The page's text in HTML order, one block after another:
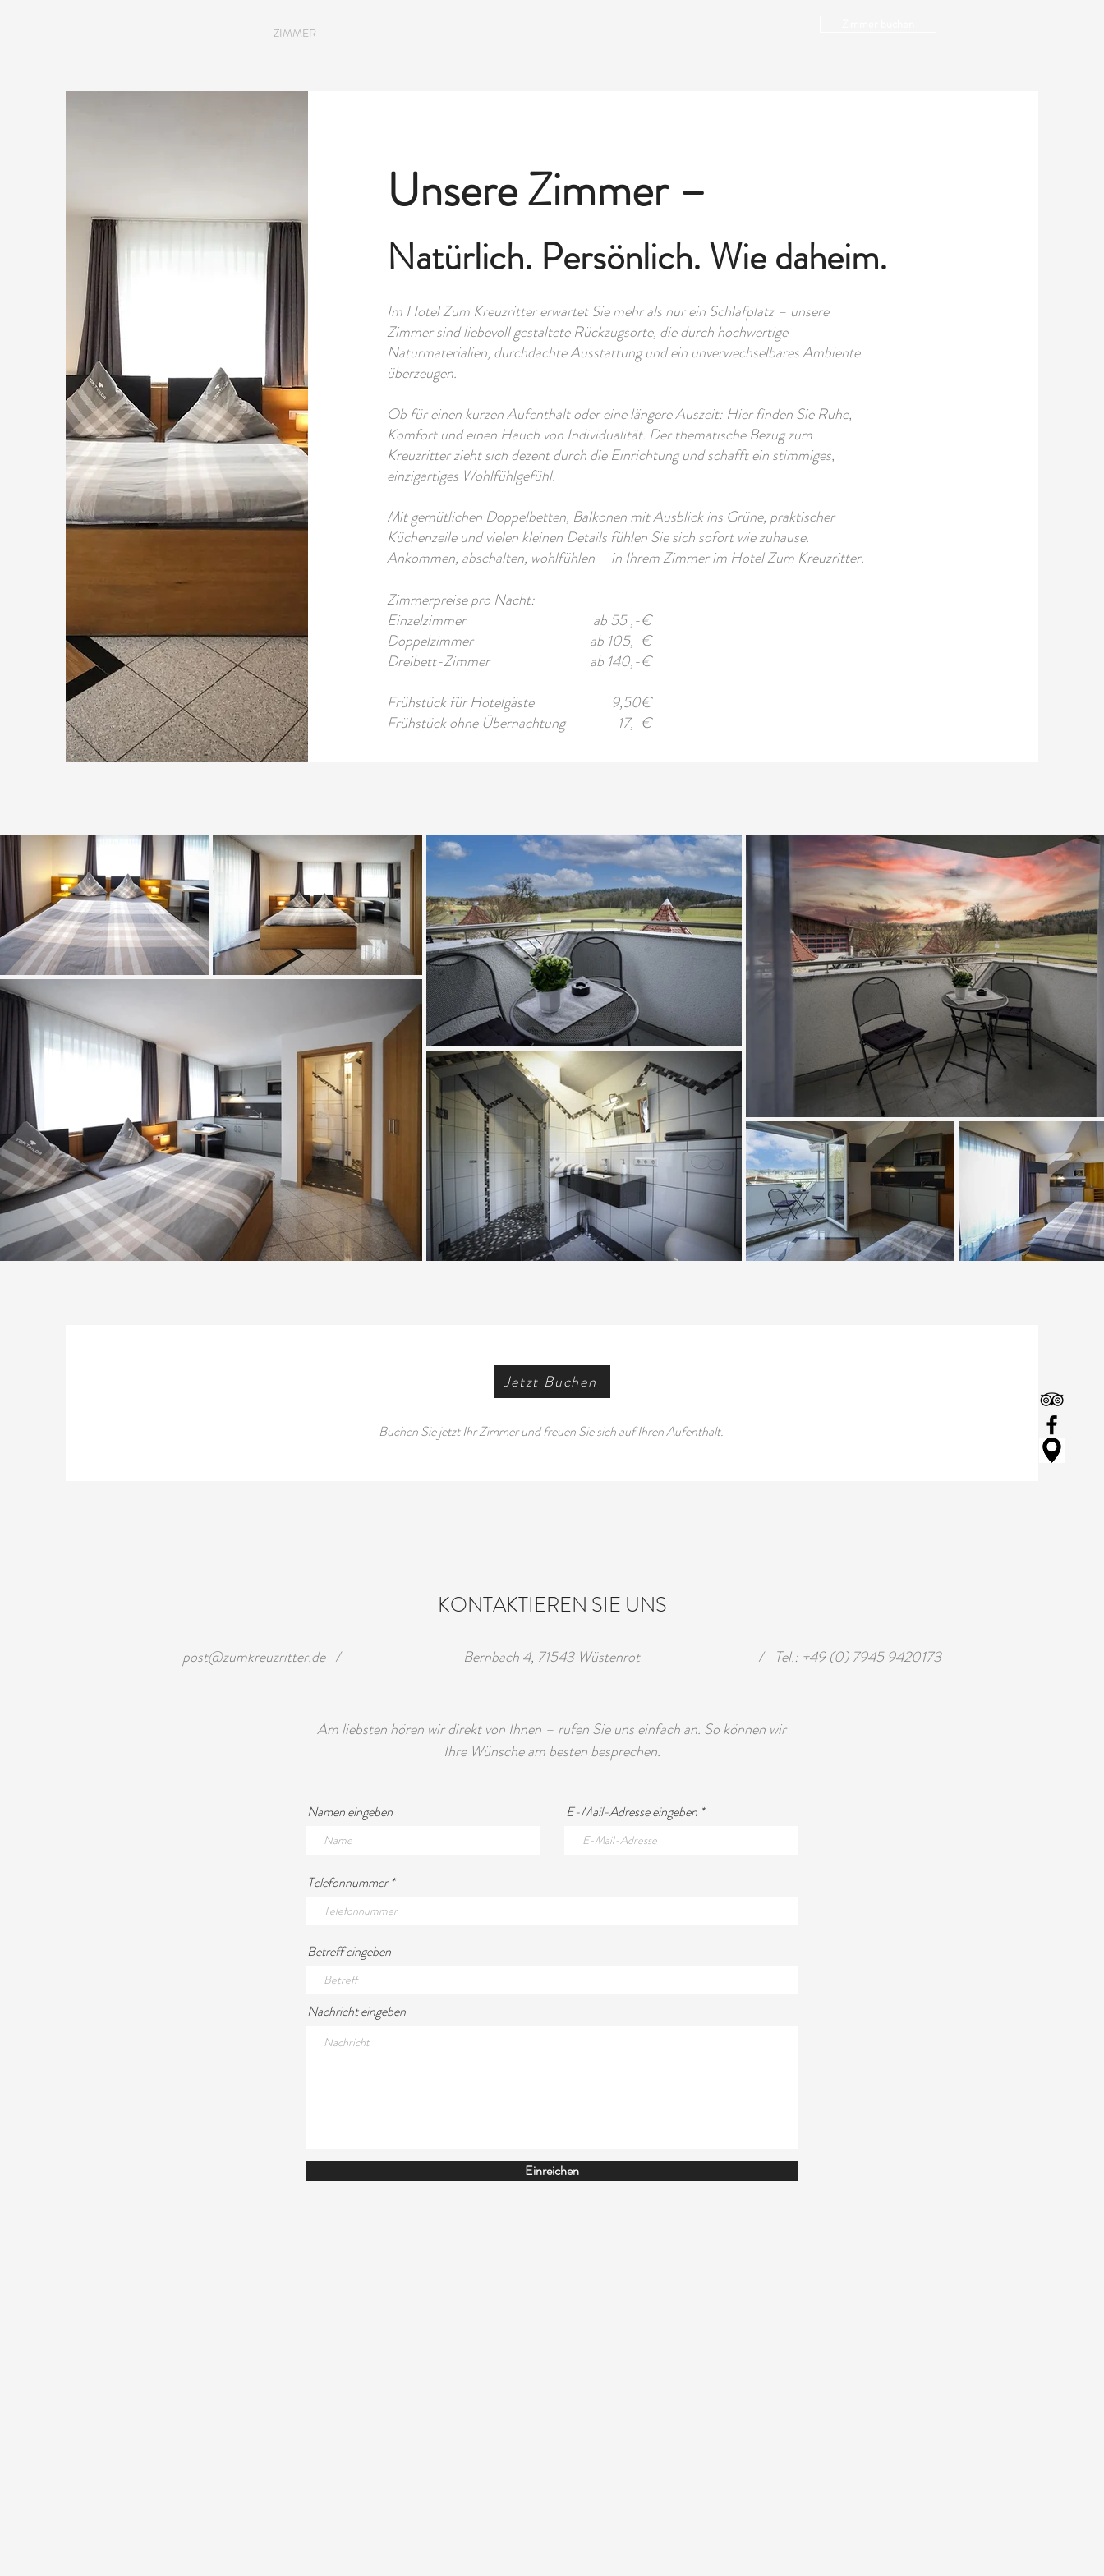
ZIMMER
Unsere Zimmer –
Natürlich. Persönlich. Wie daheim.
Im Hotel Zum Kreuzritter erwartet Sie mehr als nur ein Schlafplatz – unsere
Zimmer sind liebevoll gestaltete Rückzugsorte, die durch hochwertige
Naturmaterialien, durchdachte Ausstattung und ein unverwechselbares Ambiente
überzeugen.
Ob für einen kurzen Aufenthalt oder eine längere Auszeit: Hier finden Sie Ruhe,
Komfort und einen Hauch von Individualität. Der thematische Bezug zum
Kreuzritter zieht sich dezent durch die Einrichtung und schafft ein stimmiges,
einzigartiges Wohlfühlgefühl.
Mit gemütlichen Doppelbetten, Balkonen mit Ausblick ins Grüne, praktischer
Küchenzeile und vielen kleinen Details fühlen Sie sich sofort wie zuhause.
Ankommen, abschalten, wohlfühlen – in Ihrem Zimmer im Hotel Zum Kreuzritter.
Zimmerpreise pro Nacht:
Einzelzimmer
Doppelzimmer
Dreibett-Zimmer
Frühstück für Hotelgäste
Frühstück ohne Übernachtung
ab 55 ,-€
ab 105,-€
ab 140,-€
9,50€
17,-€
Jetzt Buchen
Buchen Sie jetzt Ihr Zimmer und freuen Sie sich auf Ihren Aufenthalt.
KONTAKTIEREN SIE UNS
Tel.: +49 (0) 7945 9420173
post@zumkreuzritter.de Bernbach 4, 71543 Wüstenrot
/ /
Am liebsten hören wir direkt von Ihnen – rufen Sie uns einfach an. So können wir
Ihre Wünsche am besten besprechen.
Namen eingeben E-Mail-Adresse eingeben
Telefonnummer
Betreff eingeben
Nachricht eingeben
Einreichen